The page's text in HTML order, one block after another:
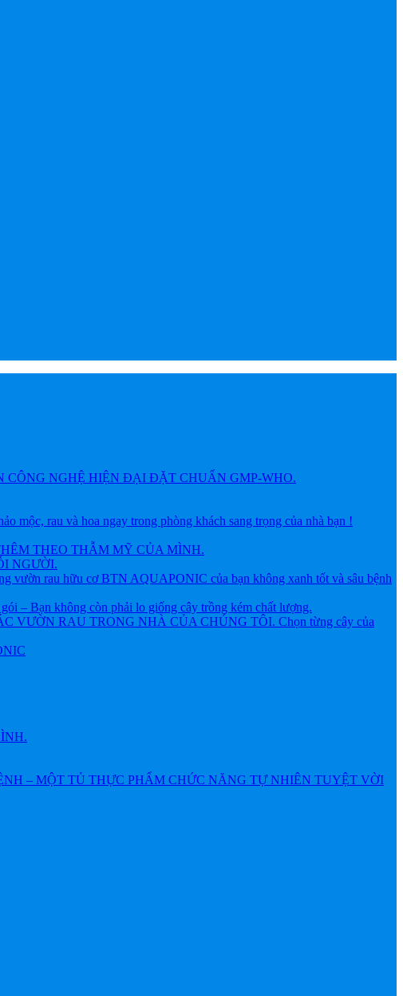
NGHỆ HIỆN ĐẠI ĐẶT CHUẨN GMP-WHO.
rau và hoa ngay trong phòng khách sang trọng của nhà bạn !
THEO THẪM MỸ CỦA MÌNH.
NGƯỜI.
rau hữu cơ BTN AQUAPONIC của bạn không xanh tốt và sâu bệnh
Bạn không còn phải lo giống cây trồng kém chất lượng.
RAU TRONG NHÀ CỦA CHÚNG TÔI. Chọn từng cây của
– MỘT TỦ THỰC PHẨM CHỨC NĂNG TỰ NHIÊN TUYỆT VỜI